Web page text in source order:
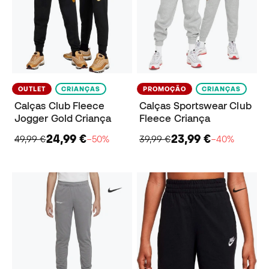
OUTLET CRIANÇAS
Calças Club Fleece
Jogger Gold Criança
49,99 €24,99 €−50%
PROMOÇÃO CRIANÇAS
Calças Sportswear Club
Fleece Criança
39,99 €23,99 €−40%